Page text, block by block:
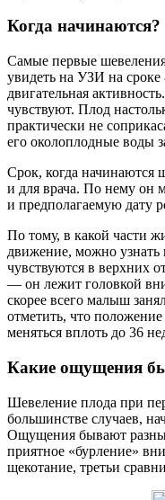
Когда начинаются?
Самые первые
увидеть на УЗИ на сроке
двигательная
чувствуют. Плод
практически не
его околоплодные воды
Срок, когда начинаются
и для врача. По нему он
и предполагаемую дату
По тому, в какой части
движение, можно
чувствуются в верхних
— он лежит головкой
скорее всего малыш
отметить, что
меняться вплоть до 36
Какие ощущения
Шевеление плода при
большинстве случаев,
Ощущения бывают
приятное «бурление»
щекотание, третьи